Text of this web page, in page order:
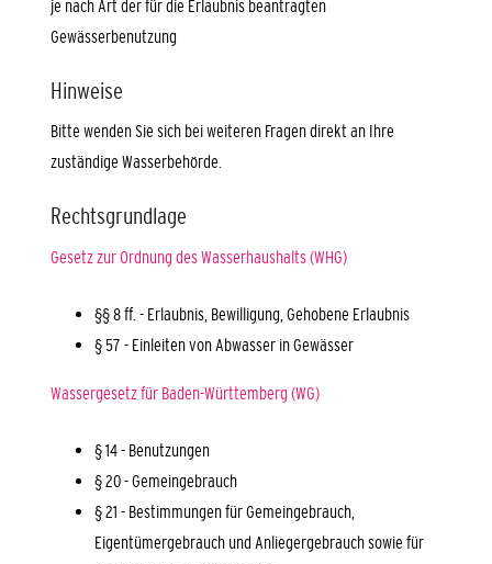
je nach Art der für die Erlaubnis beantragten
Gewässerbenutzung
Hinweise
Bitte wenden Sie sich bei weiteren Fragen direkt an Ihre
zuständige Wasserbehörde.
Rechtsgrundlage
Gesetz zur Ordnung des Wasserhaushalts (WHG)
§§ 8 ff. - Erlaubnis, Bewilligung, Gehobene Erlaubnis
§ 57 - Einleiten von Abwasser in Gewässer
Wassergesetz für Baden-Württemberg (WG)
§ 14 - Benutzungen
§ 20 - Gemeingebrauch
§ 21 - Bestimmungen für Gemeingebrauch,
Eigentümergebrauch und Anliegergebrauch sowie für